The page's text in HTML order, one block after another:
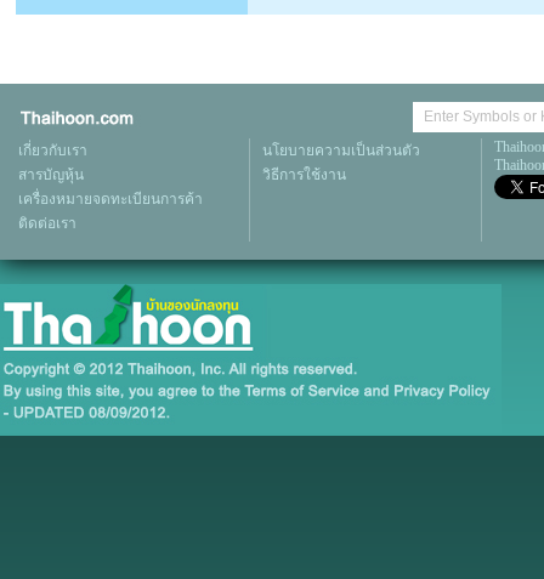
เกี่ยวกับเรา
สารบัญหุ้น
เครื่องหมายจดทะเบียนการค้า
ติดต่อเรา
นโยบายความเป็นส่วนตัว
วิธีการใช้งาน